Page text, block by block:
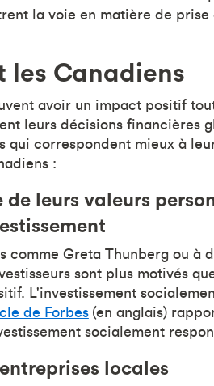
la voie en matière de
les Canadiens
avoir un impact positif
leurs décisions financières
qui correspondent mieux à
:
de leurs valeurs
comme Greta Thunberg ou à
sont plus motivés
L'investissement
de Forbes(en anglais)
socialement
locales